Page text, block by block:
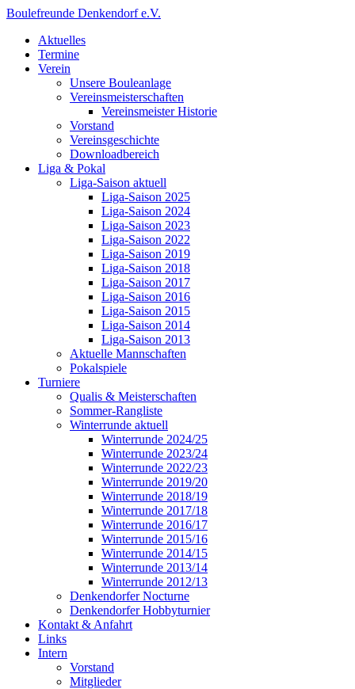
Boulefreunde Denkendorf e.V.
Aktuelles
Termine
Verein
Unsere Bouleanlage
Vereinsmeisterschaften
Vereinsmeister Historie
Vorstand
Vereinsgeschichte
Downloadbereich
Liga & Pokal
Liga-Saison aktuell
Liga-Saison 2025
Liga-Saison 2024
Liga-Saison 2023
Liga-Saison 2022
Liga-Saison 2019
Liga-Saison 2018
Liga-Saison 2017
Liga-Saison 2016
Liga-Saison 2015
Liga-Saison 2014
Liga-Saison 2013
Aktuelle Mannschaften
Pokalspiele
Turniere
Qualis & Meisterschaften
Sommer-Rangliste
Winterrunde aktuell
Winterrunde 2024/25
Winterrunde 2023/24
Winterrunde 2022/23
Winterrunde 2019/20
Winterrunde 2018/19
Winterrunde 2017/18
Winterrunde 2016/17
Winterrunde 2015/16
Winterrunde 2014/15
Winterrunde 2013/14
Winterrunde 2012/13
Denkendorfer Nocturne
Denkendorfer Hobbyturnier
Kontakt & Anfahrt
Links
Intern
Vorstand
Mitglieder